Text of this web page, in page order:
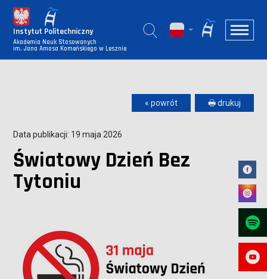
Instytut Politechniczny
Akademia Nauk Stosowanych
im. Jana Amosa Komeńskiego w Lesznie
« powrót 🖶 drukuj
Data publikacji: 19 maja 2026
Światowy Dzień Bez
Tytoniu